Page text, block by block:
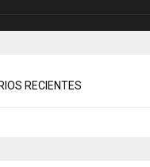
RECIENTES